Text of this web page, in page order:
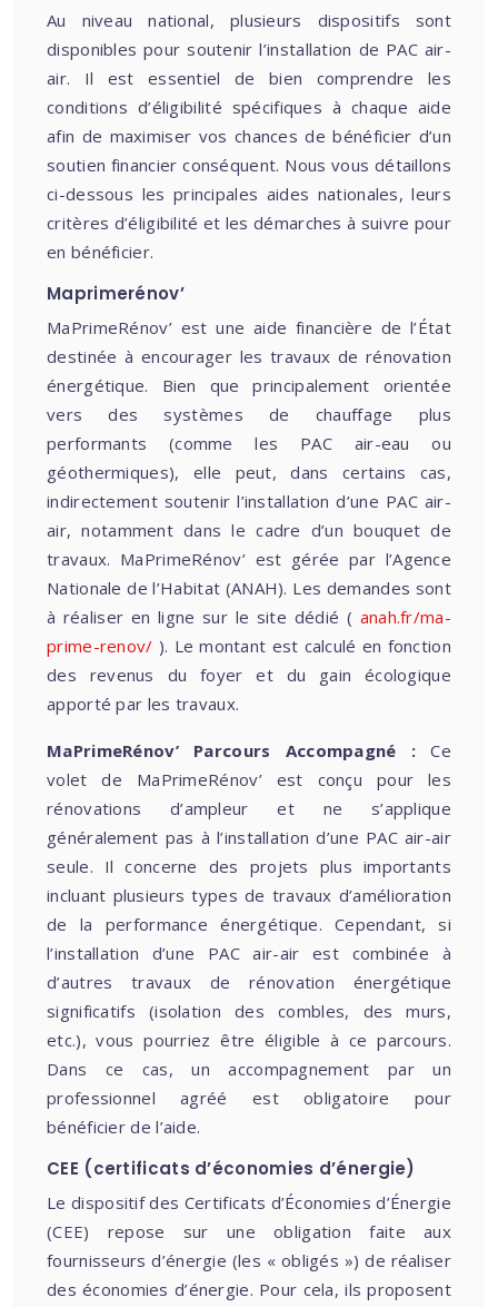
Au niveau national, plusieurs dispositifs sont
disponibles pour soutenir l’installation de PAC air-
air. Il est essentiel de bien comprendre les
conditions d’éligibilité spécifiques à chaque aide
afin de maximiser vos chances de bénéficier d’un
soutien financier conséquent. Nous vous détaillons
ci-dessous les principales aides nationales, leurs
critères d’éligibilité et les démarches à suivre pour
en bénéficier.
Maprimerénov’
MaPrimeRénov’ est une aide financière de l’État
destinée à encourager les travaux de rénovation
énergétique. Bien que principalement orientée
vers des systèmes de chauffage plus
performants (comme les PAC air-eau ou
géothermiques), elle peut, dans certains cas,
indirectement soutenir l’installation d’une PAC air-
air, notamment dans le cadre d’un bouquet de
travaux. MaPrimeRénov’ est gérée par l’Agence
Nationale de l’Habitat (ANAH). Les demandes sont
à réaliser en ligne sur le site dédié ( anah.fr/ma-
prime-renov/ ). Le montant est calculé en fonction
des revenus du foyer et du gain écologique
apporté par les travaux.
MaPrimeRénov’ Parcours Accompagné :Ce
volet de MaPrimeRénov’ est conçu pour les
rénovations d’ampleur et ne s’applique
généralement pas à l’installation d’une PAC air-air
seule. Il concerne des projets plus importants
incluant plusieurs types de travaux d’amélioration
de la performance énergétique. Cependant, si
l’installation d’une PAC air-air est combinée à
d’autres travaux de rénovation énergétique
significatifs (isolation des combles, des murs,
etc.), vous pourriez être éligible à ce parcours.
Dans ce cas, un accompagnement par un
professionnel agréé est obligatoire pour
bénéficier de l’aide.
CEE (certificats d’économies d’énergie)
Le dispositif des Certificats d’Économies d’Énergie
(CEE) repose sur une obligation faite aux
fournisseurs d’énergie (les « obligés ») de réaliser
des économies d’énergie. Pour cela, ils proposent